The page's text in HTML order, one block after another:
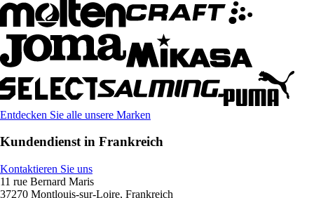
Entdecken Sie alle unsere Marken
Kundendienst in Frankreich
Kontaktieren Sie uns
11 rue Bernard Maris
37270 Montlouis-sur-Loire, Frankreich